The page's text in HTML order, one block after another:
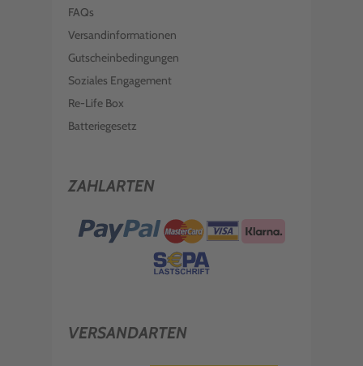
FAQs
Versandinformationen
Gutscheinbedingungen
Soziales Engagement
Re-Life Box
Batteriegesetz
ZAHLARTEN
VERSANDARTEN